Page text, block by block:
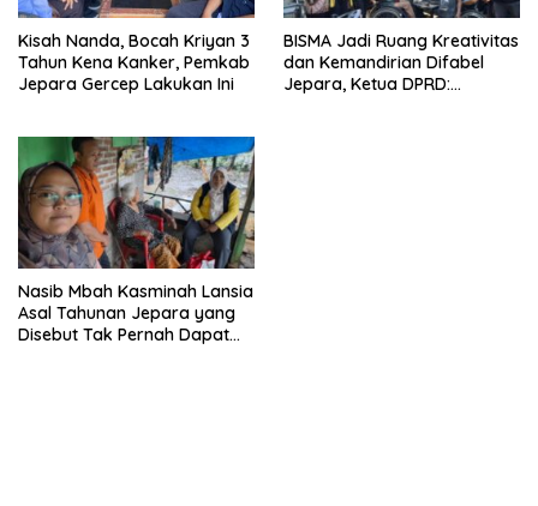
Kisah Nanda, Bocah Kriyan 3
Tahun Kena Kanker, Pemkab
Jepara Gercep Lakukan Ini
BISMA Jadi Ruang Kreativitas
dan Kemandirian Difabel
Jepara, Ketua DPRD:
Nasib Mbah Kasminah Lansia
Asal Tahunan Jepara yang
Disebut Tak Pernah Dapat